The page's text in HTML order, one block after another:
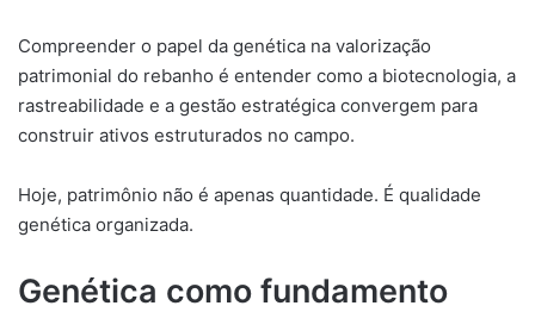
Compreender o papel da genética na valorização
patrimonial do rebanho é entender como a biotecnologia, a
rastreabilidade e a gestão estratégica convergem para
construir ativos estruturados no campo.
Hoje, patrimônio não é apenas quantidade. É qualidade
genética organizada.
Genética como fundamento